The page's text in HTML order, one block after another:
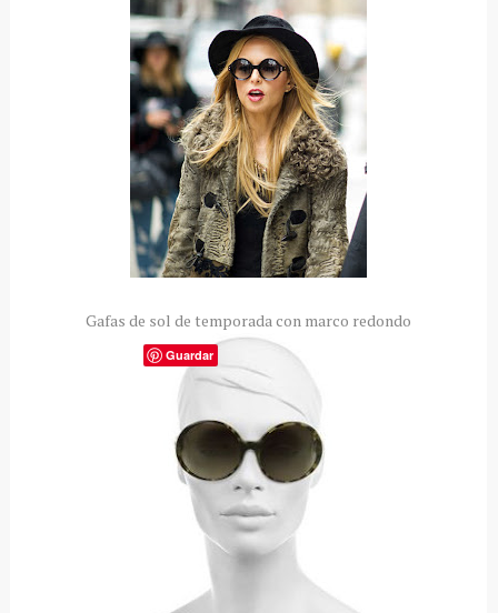
Gafas de sol de temporada con marco redondo
Guardar